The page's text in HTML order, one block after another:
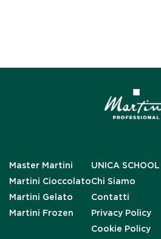
Master Martini
Martini Cioccolato
Martini Gelato
Martini Frozen
UNICA SCHOOL
Chi Siamo
Contatti
Privacy Policy
Cookie Policy